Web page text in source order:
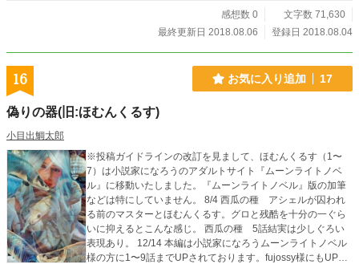
感想数 0
文字数 71,630
最終更新日 2018.08.06
登録日 2018.08.04
16 お気に入り追加 17
偽りの器(旧:ほむんくるす)
小目出鯛太郎
※投稿ガイドラインの改訂を見まして、ほむんくるす（1〜
7）は小説家になろうのアダルトサイト『ムーンライトノベ
ル』に移動いたしました。『ムーンライトノベル』版の加筆
などは特にしていません。 8/4 西瓜の種 アシェルが囚われ
る前のマスターとほむんくるす。グロと残酷を十分の一ぐら
いに抑えるとこんな感じ。 西瓜の種 5話結実は少しぐろい
表現あり。 12/14 本編は小説家になろうムーンライトノベル
様の方に1〜9話までUPされております。fujossy様にもUPし